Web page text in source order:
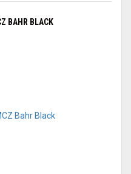
BAHR BLACK